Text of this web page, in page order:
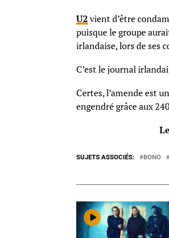
U2 vient d’être
puisque le groupe
irlandaise, lors de ses
C’est le journal
Certes, l’amende est
engendré grâce aux
SUJETS ASSOCIÉS: BONO